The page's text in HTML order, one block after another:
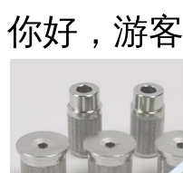
你好，游客